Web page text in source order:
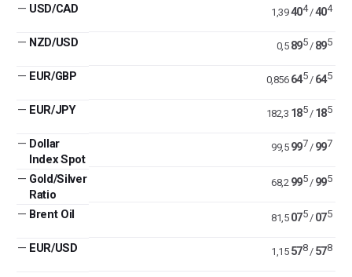
— USD/CAD 1,39 404/404
— NZD/USD 0,5 895/ 895
— EUR/GBP 0,856 645/ 645
— EUR/JPY 182,3 185/ 185
— Dollar
Index Spot
99,5 997 / 997
— Gold/Silver
Ratio
68,2 995/ 995
— Brent Oil 81,5 075/ 075
— EUR/USD 1,15 578/ 578